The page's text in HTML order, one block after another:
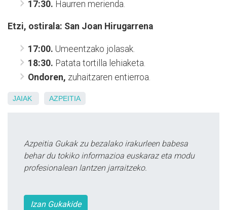
17:30. Haurren merienda.
Etzi, ostirala: San Joan Hirugarrena
17:00. Umeentzako jolasak.
18:30. Patata tortilla lehiaketa.
Ondoren, zuhaitzaren entierroa.
JAIAK AZPEITIA
Azpeitia Gukak zu bezalako irakurleen babesa
behar du tokiko informazioa euskaraz eta modu
profesionalean lantzen jarraitzeko.
Izan Gukakide